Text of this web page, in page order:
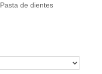
Pasta de dientes